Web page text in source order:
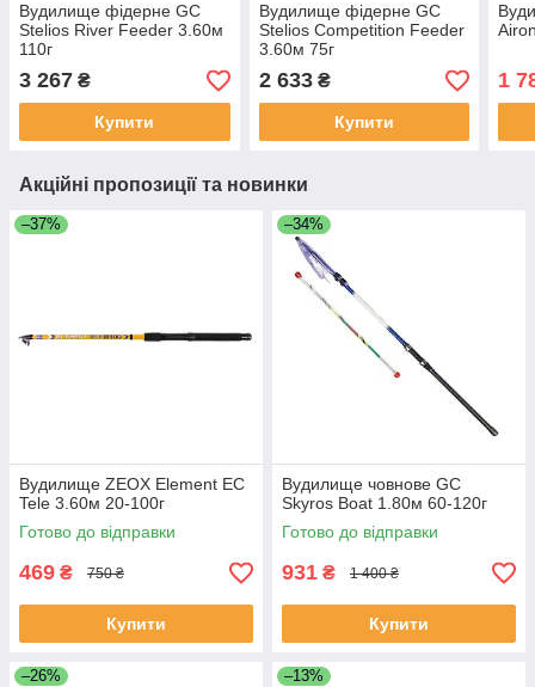
Вудилище фідерне GC
Stelios River Feeder 3.60м
110г
3 267 ₴
Купити
Вудилище фідерне GC
Stelios Competition Feeder
3.60м 75г
2 633₴
Купити
1
Акційні пропозиції та новинки
–37%
Вудилище ZEOX Element EС
Tele 3.60м 20-100г
Готово до відправки
469 ₴ 750 ₴
Купити
–34%
Вудилище човнове GC
Skyros Boat 1.80м 60-120г
Готово до відправки
931 ₴ 1 400 ₴
Купити
–26% –13%